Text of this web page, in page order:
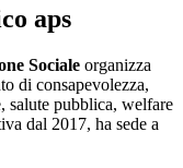
aps
Sociale organizza
di consapevolezza,
salute pubblica, welfare
dal 2017, ha sede a